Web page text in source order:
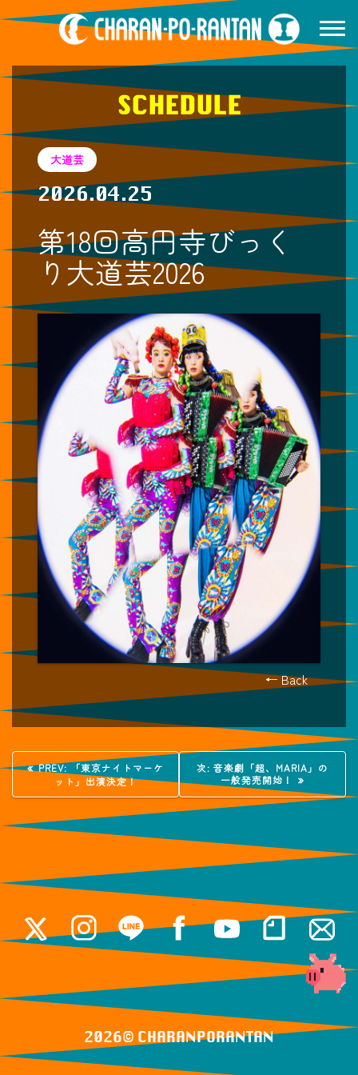
SCHEDULE
大道芸
2026.04.25
第18回高円寺びっく
り大道芸2026
← Back
投
稿
ナ
ビ
ゲ
ー
ョ
ン
PREV:過
去
の
投
「東京ナイトマーケ
ット」出演決定！
次: 次
の
投
稿:
音楽劇「超、MARIA」の
一般発売開始！
2026© ️CHARANPORANTAN